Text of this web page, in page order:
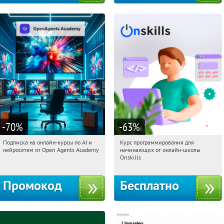
-70%
01:22:47 Получили:
Подписка на онлайн-курсы по AI и
нейросетям от Open Agents Academy
Промокод
-63%
01:22:47 Получили:
Россия
Курс программирования для
начинающих от онлайн-школы
Onskills
Бесплатно